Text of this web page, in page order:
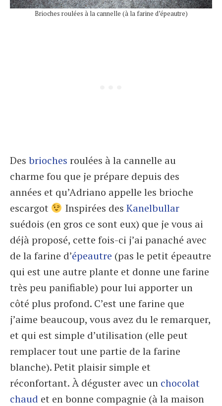
Brioches roulées à la cannelle (à la farine d’épeautre)
Des brioches roulées à la cannelle au
charme fou que je prépare depuis des
années et qu’Adriano appelle les brioche
escargot
Inspirées des Kanelbullar
suédois (en gros ce sont eux) que je vous ai
déjà proposé, cette fois-ci j’ai panaché avec
de la farine d’épeautre (pas le petit épeautre
qui est une autre plante et donne une farine
très peu panifiable) pour lui apporter un
côté plus profond. C’est une farine que
j’aime beaucoup, vous avez du le remarquer,
et qui est simple d’utilisation (elle peut
remplacer tout une partie de la farine
blanche). Petit plaisir simple et
réconfortant. À déguster avec un chocolat
chaud et en bonne compagnie (à la maison